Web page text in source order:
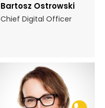
Bartosz Ostrowski
Chief Digital Officer